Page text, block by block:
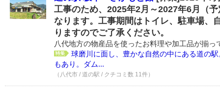
工事のため、2025年2月～2027年6月（
なります。工事期間はトイレ、駐車場、
りますのでご了承ください。
八代地方の物産品を使ったお料理や加工品が揃っ
球磨川に面し、豊かな自然の中にある道の
もあり。ダム...
（八代市 / 道の駅 / クチコミ数 11件）